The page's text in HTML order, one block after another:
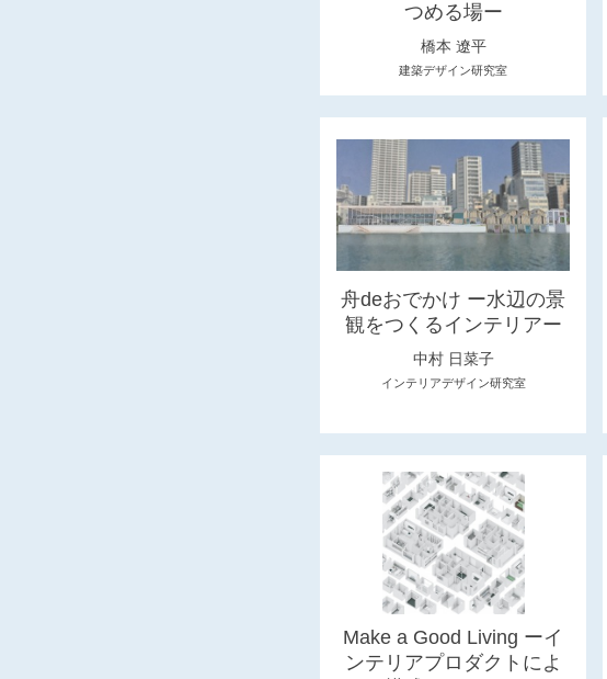
つめる場ー
橋本 遼平
建築デザイン研究室
舟deおでかけ ー水辺の景
観をつくるインテリアー
中村 日菜子
インテリアデザイン研究室
Make a Good Living ーイ
ンテリアプロダクトによ